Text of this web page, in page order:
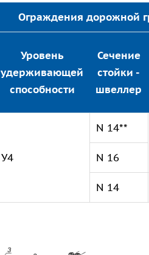
Ограждения дорожной
Уровень
удерживающей
способности
Сечение
стойки -
швеллер
У4
N 14**
N 16
N 14